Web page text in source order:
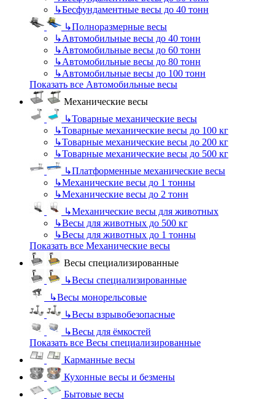
↳Бесфундаментные весы до 40 тонн
↳Полноразмерные весы
↳Автомобильные весы до 40 тонн
↳Автомобильные весы до 60 тонн
↳Автомобильные весы до 80 тонн
↳Автомобильные весы до 100 тонн
Показать все Автомобильные весы
Механические весы
↳Товарные механические весы
↳Товарные механические весы до 100 кг
↳Товарные механические весы до 200 кг
↳Товарные механические весы до 500 кг
↳Платформенные механические весы
↳Механические весы до 1 тонны
↳Механические весы до 2 тонн
↳Механические весы для животных
↳Весы для животных до 500 кг
↳Весы для животных до 1 тонны
Показать все Механические весы
Весы специализированные
↳Весы специализированные
↳Весы монорельсовые
↳Весы взрывобезопасные
↳Весы для ёмкостей
Показать все Весы специализированные
Карманные весы
Кухонные весы и безмены
Бытовые весы